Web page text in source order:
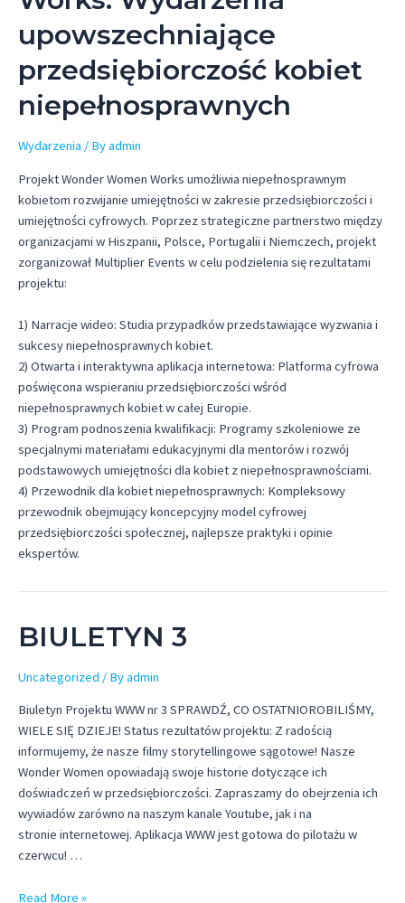
upowszechniające
przedsiębiorczość kobiet
niepełnosprawnych
Wydarzenia / Byadmin
Projekt Wonder Women Works umożliwia niepełnosprawnym
kobietom rozwijanie umiejętności w zakresie przedsiębiorczości i
umiejętności cyfrowych. Poprzez strategiczne partnerstwo między
organizacjami w Hiszpanii, Polsce, Portugalii i Niemczech, projekt
zorganizował Multiplier Events w celu podzielenia się rezultatami
projektu:
1) Narracje wideo: Studia przypadków przedstawiające wyzwania i
sukcesy niepełnosprawnych kobiet.
2) Otwarta i interaktywna aplikacja internetowa: Platforma cyfrowa
poświęcona wspieraniu przedsiębiorczości wśród
niepełnosprawnych kobiet w całej Europie.
3) Program podnoszenia kwalifikacji: Programy szkoleniowe ze
specjalnymi materiałami edukacyjnymi dla mentorów i rozwój
podstawowych umiejętności dla kobiet z niepełnosprawnościami.
4) Przewodnik dla kobiet niepełnosprawnych: Kompleksowy
przewodnik obejmujący koncepcyjny model cyfrowej
przedsiębiorczości społecznej, najlepsze praktyki i opinie
ekspertów.
BIULETYN 3
Uncategorized / Byadmin
Biuletyn Projektu WWW nr 3 SPRAWDŹ, CO OSTATNIOROBILIŚMY,
WIELE SIĘ DZIEJE! Status rezultatów projektu: Z radością
informujemy, że nasze filmy storytellingowe sągotowe! Nasze
Wonder Women opowiadają swoje historie dotyczące ich
doświadczeń w przedsiębiorczości. Zapraszamy do obejrzenia ich
wywiadów zarówno na naszym kanale Youtube, jak i na
stronie internetowej. Aplikacja WWW jest gotowa do pilotażu w
czerwcu! …
BIULETYN
Read More »